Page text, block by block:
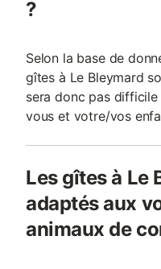
?
Selon la base de
gîtes à Le Bleymard
sera donc pas
vous et votre/vos
Les gîtes à Le
adaptés aux
animaux de